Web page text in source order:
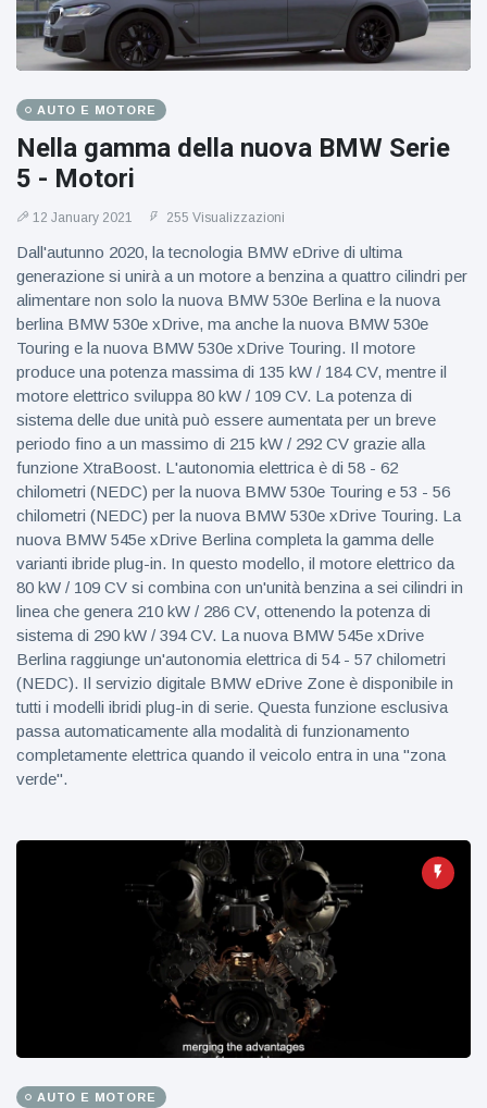
AUTO E MOTORE
Nella gamma della nuova BMW Serie
5 - Motori
12 January 2021 255 Visualizzazioni
Dall'autunno 2020, la tecnologia BMW eDrive di ultima
generazione si unirà a un motore a benzina a quattro cilindri per
alimentare non solo la nuova BMW 530e Berlina e la nuova
berlina BMW 530e xDrive, ma anche la nuova BMW 530e
Touring e la nuova BMW 530e xDrive Touring. Il motore
produce una potenza massima di 135 kW / 184 CV, mentre il
motore elettrico sviluppa 80 kW / 109 CV. La potenza di
sistema delle due unità può essere aumentata per un breve
periodo fino a un massimo di 215 kW / 292 CV grazie alla
funzione XtraBoost. L'autonomia elettrica è di 58 - 62
chilometri (NEDC) per la nuova BMW 530e Touring e 53 - 56
chilometri (NEDC) per la nuova BMW 530e xDrive Touring. La
nuova BMW 545e xDrive Berlina completa la gamma delle
varianti ibride plug-in. In questo modello, il motore elettrico da
80 kW / 109 CV si combina con un'unità benzina a sei cilindri in
linea che genera 210 kW / 286 CV, ottenendo la potenza di
sistema di 290 kW / 394 CV. La nuova BMW 545e xDrive
Berlina raggiunge un'autonomia elettrica di 54 - 57 chilometri
(NEDC). Il servizio digitale BMW eDrive Zone è disponibile in
tutti i modelli ibridi plug-in di serie. Questa funzione esclusiva
passa automaticamente alla modalità di funzionamento
completamente elettrica quando il veicolo entra in una "zona
verde".
AUTO E MOTORE